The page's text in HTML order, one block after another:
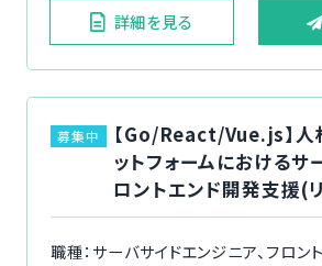
詳細を見る
募集中
【Go/React/Vue.js】人
ットフォームにおけるサ
ロントエンド開発支援(
職種：サーバサイドエンジニア、フロン